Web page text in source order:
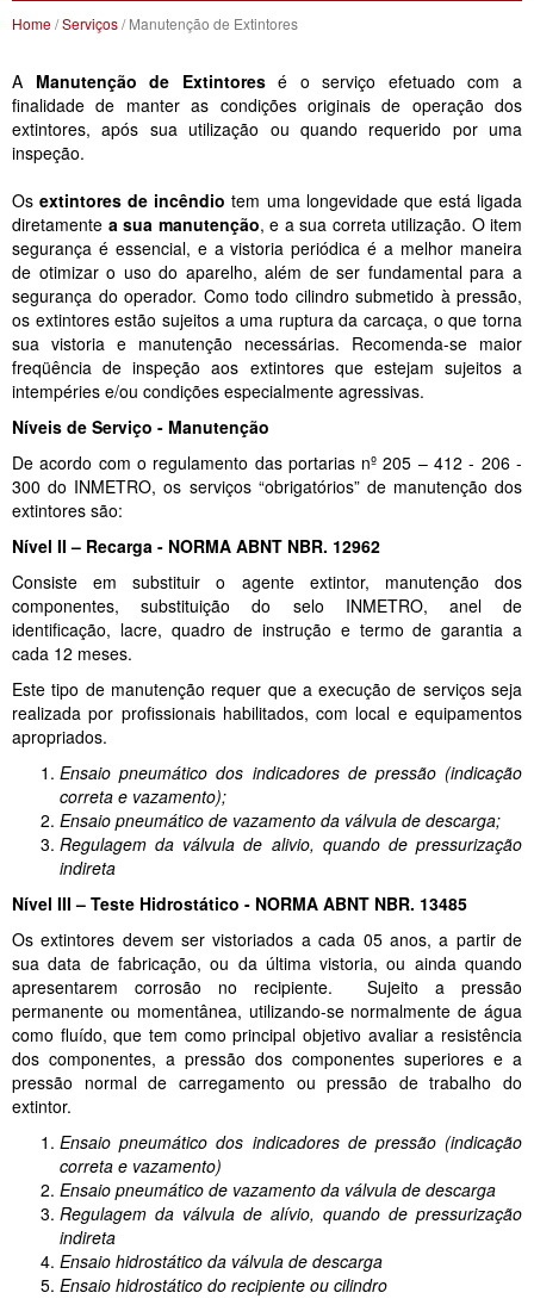
Home/Serviços/ Manutenção de Extintores
A Manutenção de Extintoresé o serviço efetuado com a
finalidade de manter as condições originais de operação dos
extintores, após sua utilização ou quando requerido por uma
inspeção.
Osextintores de incêndio tem uma longevidade que está ligada
diretamente a sua manutenção, e a sua correta utilização. O item
segurança é essencial, e a vistoria periódica é a melhor maneira
de otimizar o uso do aparelho, além de ser fundamental para a
segurança do operador. Como todo cilindro submetido à pressão,
os extintores estão sujeitos a uma ruptura da carcaça, o que torna
sua vistoria e manutenção necessárias. Recomenda-se maior
freqüência de inspeção aos extintores que estejam sujeitos a
intempéries e/ou condições especialmente agressivas.
Níveis de Serviço - Manutenção
De acordo com o regulamento das portarias nº 205 – 412 - 206 -
300 do INMETRO, os serviços “obrigatórios” de manutenção dos
extintores são:
Nível II – Recarga - NORMA ABNT NBR. 12962
Consiste em substituir o agente extintor, manutenção dos
componentes, substituição do selo INMETRO, anel de
identificação, lacre, quadro de instrução e termo de garantia a
cada 12 meses.
Este tipo de manutenção requer que a execução de serviços seja
realizada por profissionais habilitados, com local e equipamentos
apropriados.
Ensaio pneumático dos indicadores de pressão (indicação
correta e vazamento);
Ensaio pneumático de vazamento da válvula de descarga;
Regulagem da válvula de alivio, quando de pressurização
indireta
Nível III – Teste Hidrostático - NORMA ABNT NBR. 13485
Os extintores devem ser vistoriados a cada 05 anos, a partir de
sua data de fabricação, ou da última vistoria, ou ainda quando
apresentarem corrosão no recipiente. Sujeito a pressão
permanente ou momentânea, utilizando-se normalmente de água
como fluído, que tem como principal objetivo avaliar a resistência
dos componentes, a pressão dos componentes superiores e a
pressão normal de carregamento ou pressão de trabalho do
extintor.
Ensaio pneumático dos indicadores de pressão (indicação
correta e vazamento)
Ensaio pneumático de vazamento da válvula de descarga
Regulagem da válvula de alívio, quando de pressurização
indireta
Ensaio hidrostático da válvula de descarga
Ensaio hidrostático do recipiente ou cilindro